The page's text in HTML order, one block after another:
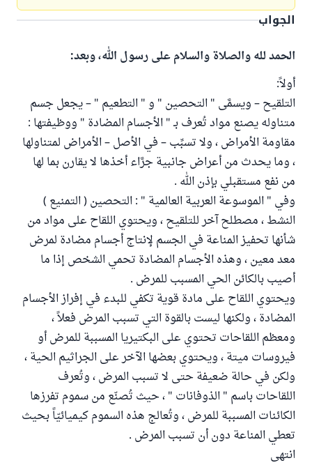
الجواب
الحمد لله والصلاة والسلام على رسول الله، وبعد:
أولاً:
التلقيح – ويسمَّى " التحصين " و " التطعيم " – يجعل جسم
متناوله يصنع مواد تُعرف بـ " الأجسام المضادة " ووظيفتها :
مقاومة الأمراض ، ولا تسبِّب – في الأصل – الأمراض لمتناولها
، وما يحدث من أعراض جانبية جرَّاء أخذها لا يقارن بما لها
من نفع مستقبلي بإذن الله .
وفي " الموسوعة العربية العالمية " : التحصين ( التمنيع )
النشط ، مصطلح آخر للتلقيح ، ويحتوي اللقاح على مواد من
شأنها تحفيز المناعة في الجسم لإنتاج أجسام مضادة لمرض
معد معين ، وهذه الأجسام المضادة تحمي الشخص إذا ما
أصيب بالكائن الحي المسبب للمرض .
ويحتوي اللقاح على مادة قوية تكفي للبدء في إفراز الأجسام
المضادة ، ولكنها ليست بالقوة التي تسبب المرض فعلاً ،
ومعظم اللقاحات تحتوي على البكتيريا المسببة للمرض أو
فيروسات ميتة ، ويحتوي بعضها الآخر على الجراثيم الحية ،
ولكن في حالة ضعيفة حتى لا تسبب المرض ، وتُعرف
اللقاحات باسم " الذوفانات " ، حيث تُصنّع من سموم تفرزها
الكائنات المسببة للمرض ، وتُعالج هذه السموم كيميائيّاً بحيث
تعطي المناعة دون أن تسبب المرض .
انتهى